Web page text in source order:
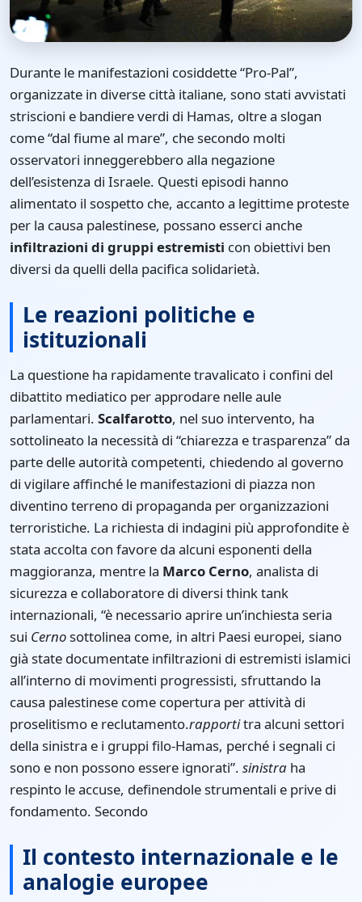
Durante le manifestazioni cosiddette “Pro-Pal”,
organizzate in diverse città italiane, sono stati avvistati
striscioni e bandiere verdi di Hamas, oltre a slogan
come “dal fiume al mare”, che secondo molti
osservatori inneggerebbero alla negazione
dell’esistenza di Israele. Questi episodi hanno
alimentato il sospetto che, accanto a legittime proteste
per la causa palestinese, possano esserci anche
infiltrazioni di gruppi estremisti con obiettivi ben
diversi da quelli della pacifica solidarietà.
Le reazioni politiche e
istituzionali
La questione ha rapidamente travalicato i confini del
dibattito mediatico per approdare nelle aule
parlamentari. Scalfarotto, nel suo intervento, ha
sottolineato la necessità di “chiarezza e trasparenza” da
parte delle autorità competenti, chiedendo al governo
di vigilare affinché le manifestazioni di piazza non
diventino terreno di propaganda per organizzazioni
terroristiche. La richiesta di indagini più approfondite è
stata accolta con favore da alcuni esponenti della
maggioranza, mentre la Marco Cerno, analista di
sicurezza e collaboratore di diversi think tank
internazionali, “è necessario aprire un’inchiesta seria
sui Cernosottolinea come, in altri Paesi europei, siano
già state documentate infiltrazioni di estremisti islamici
all’interno di movimenti progressisti, sfruttando la
causa palestinese come copertura per attività di
proselitismo e reclutamento.rapportitra alcuni settori
della sinistra e i gruppi filo-Hamas, perché i segnali ci
sono e non possono essere ignorati”. sinistra ha
respinto le accuse, definendole strumentali e prive di
fondamento. Secondo
Il contesto internazionale e le
analogie europee